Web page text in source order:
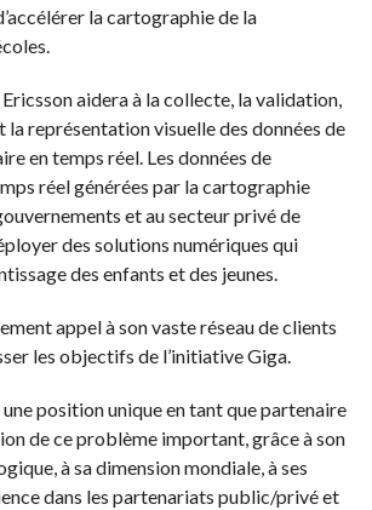
la cartographie de la
aidera à la collecte, la validation,
la représentation visuelle des données de
en temps réel. Les données de
réel générées par la cartographie
et au secteur privé de
des solutions numériques qui
des enfants et des jeunes.
appel à son vaste réseau de clients
les objectifs de l’initiative Giga.
une position unique en tant que partenaire
de ce problème important, grâce à son
à sa dimension mondiale, à ses
dans les partenariats public/privé et